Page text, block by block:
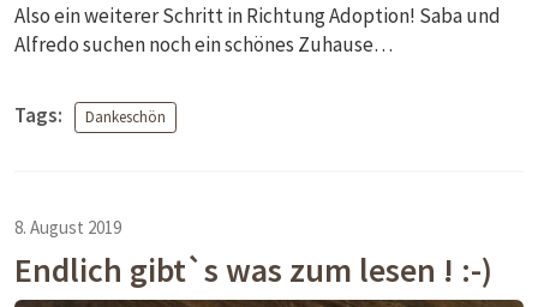
Also ein weiterer Schritt in Richtung Adoption! Saba und
Alfredo suchen noch ein schönes Zuhause…
Tags: Dankeschön
8. August 2019
Endlich gibt`s was zum lesen ! :-)